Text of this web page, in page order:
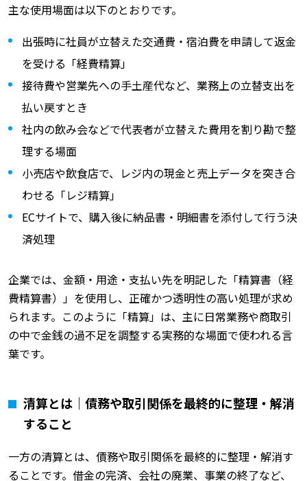
主な使用場面は以下のとおりです。
出張時に社員が立替えた交通費・宿泊費を申請して返金
を受ける「経費精算」
接待費や営業先への手土産代など、業務上の立替支出を
払い戻すとき
社内の飲み会などで代表者が立替えた費用を割り勘で整
理する場面
小売店や飲食店で、レジ内の現金と売上データを突き合
わせる「レジ精算」
ECサイトで、購入後に納品書・明細書を添付して行う決
済処理
企業では、金額・用途・支払い先を明記した「精算書（経
費精算書）」を使用し、正確かつ透明性の高い処理が求め
られます。このように「精算」は、主に日常業務や商取引
の中で金銭の過不足を調整する実務的な場面で使われる言
葉です。
清算とは｜債務や取引関係を最終的に整理・解消
すること
一方の清算とは、債務や取引関係を最終的に整理・解消す
ることです。借金の完済、会社の廃業、事業の終了など、